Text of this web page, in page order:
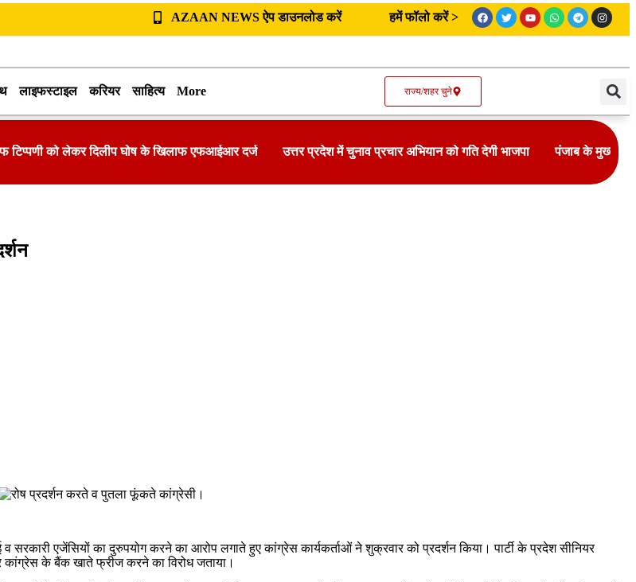
AZAAN NEWS ऐप डाउनलोड करें हमें फॉलो करें >
लाइफस्टाइल करियर साहित्य More राज्य/शहर चुने
टिप्पणी को लेकर दिलीप घोष के खिलाफ एफआईआर दर्ज उत्तर प्रदेश में चुनाव प्रचार अभियान को गति देगी भाजपा पंजाब के
सरकारी एजेंसियों का दुरुपयोग करने का आरोप लगाते हुए कांग्रेस कार्यकर्ताओं ने शुक्रवार को प्रदर्शन किया। पार्टी के प्रदेश सीनियर
कांग्रेस के बैंक खाते फ्रीज करने का विरोध जताया।